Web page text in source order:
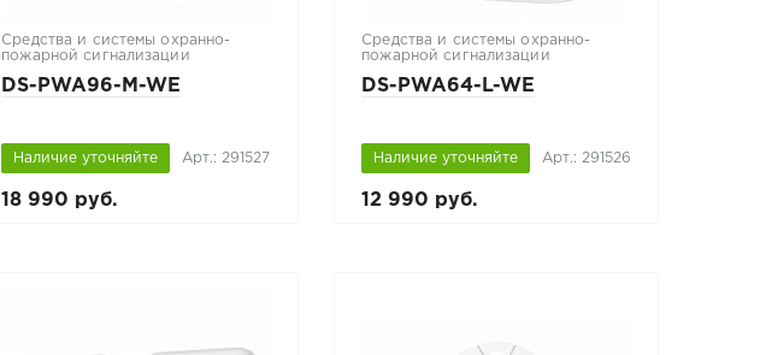
Средства и системы охранно-
пожарной сигнализации
DS-PWA96-M-WE
Наличие уточняйте Арт.: 291527
18 990 руб.
Средства и системы охранно-
пожарной сигнализации
DS-PWA64-L-WE
Наличие уточняйте Арт.: 291526
12 990 руб.